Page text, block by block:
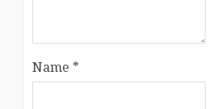
Name *